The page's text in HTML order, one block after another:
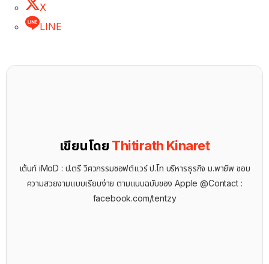
X
LINE
เขียนโดย Thitirath Kinaret
เต้นท์ iMoD : ป.ตรี วิศวกรรมซอฟต์แวร์ ป.โท บริหารธุรกิจ ม.พายัพ ชอบ
ความสวยงามแบบเรียบง่าย ตามแบบฉบับของ Apple @Contact :
facebook.com/tentzy